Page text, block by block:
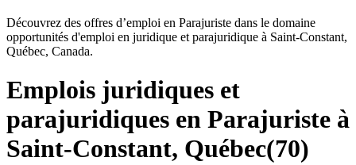
Découvrez des offres d’emploi en Parajuriste dans le domaine
opportunités d'emploi en juridique et parajuridique à Saint-Constant,
Québec, Canada.
Emplois juridiques et
parajuridiques en Parajuriste à
Saint-Constant, Québec(70)